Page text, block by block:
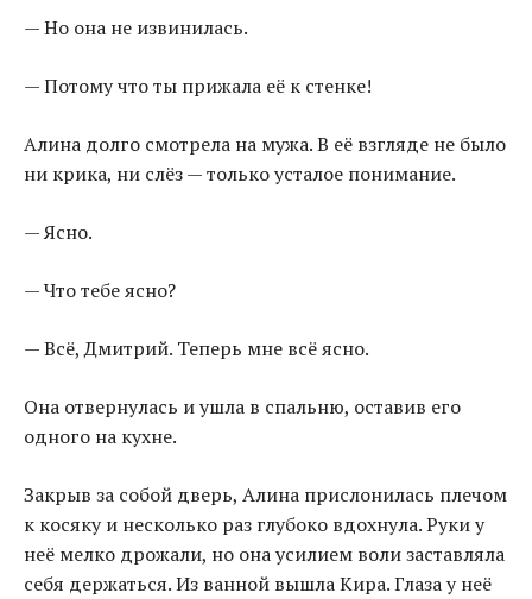
— Но она не извинилась.
— Потому что ты прижала её к стенке!
Алина долго смотрела на мужа. В её взгляде не было
ни крика, ни слёз — только усталое понимание.
— Ясно.
— Что тебе ясно?
— Всё, Дмитрий. Теперь мне всё ясно.
Она отвернулась и ушла в спальню, оставив его
одного на кухне.
Закрыв за собой дверь, Алина прислонилась плечом
к косяку и несколько раз глубоко вдохнула. Руки у
неё мелко дрожали, но она усилием воли заставляла
себя держаться. Из ванной вышла Кира. Глаза у неё